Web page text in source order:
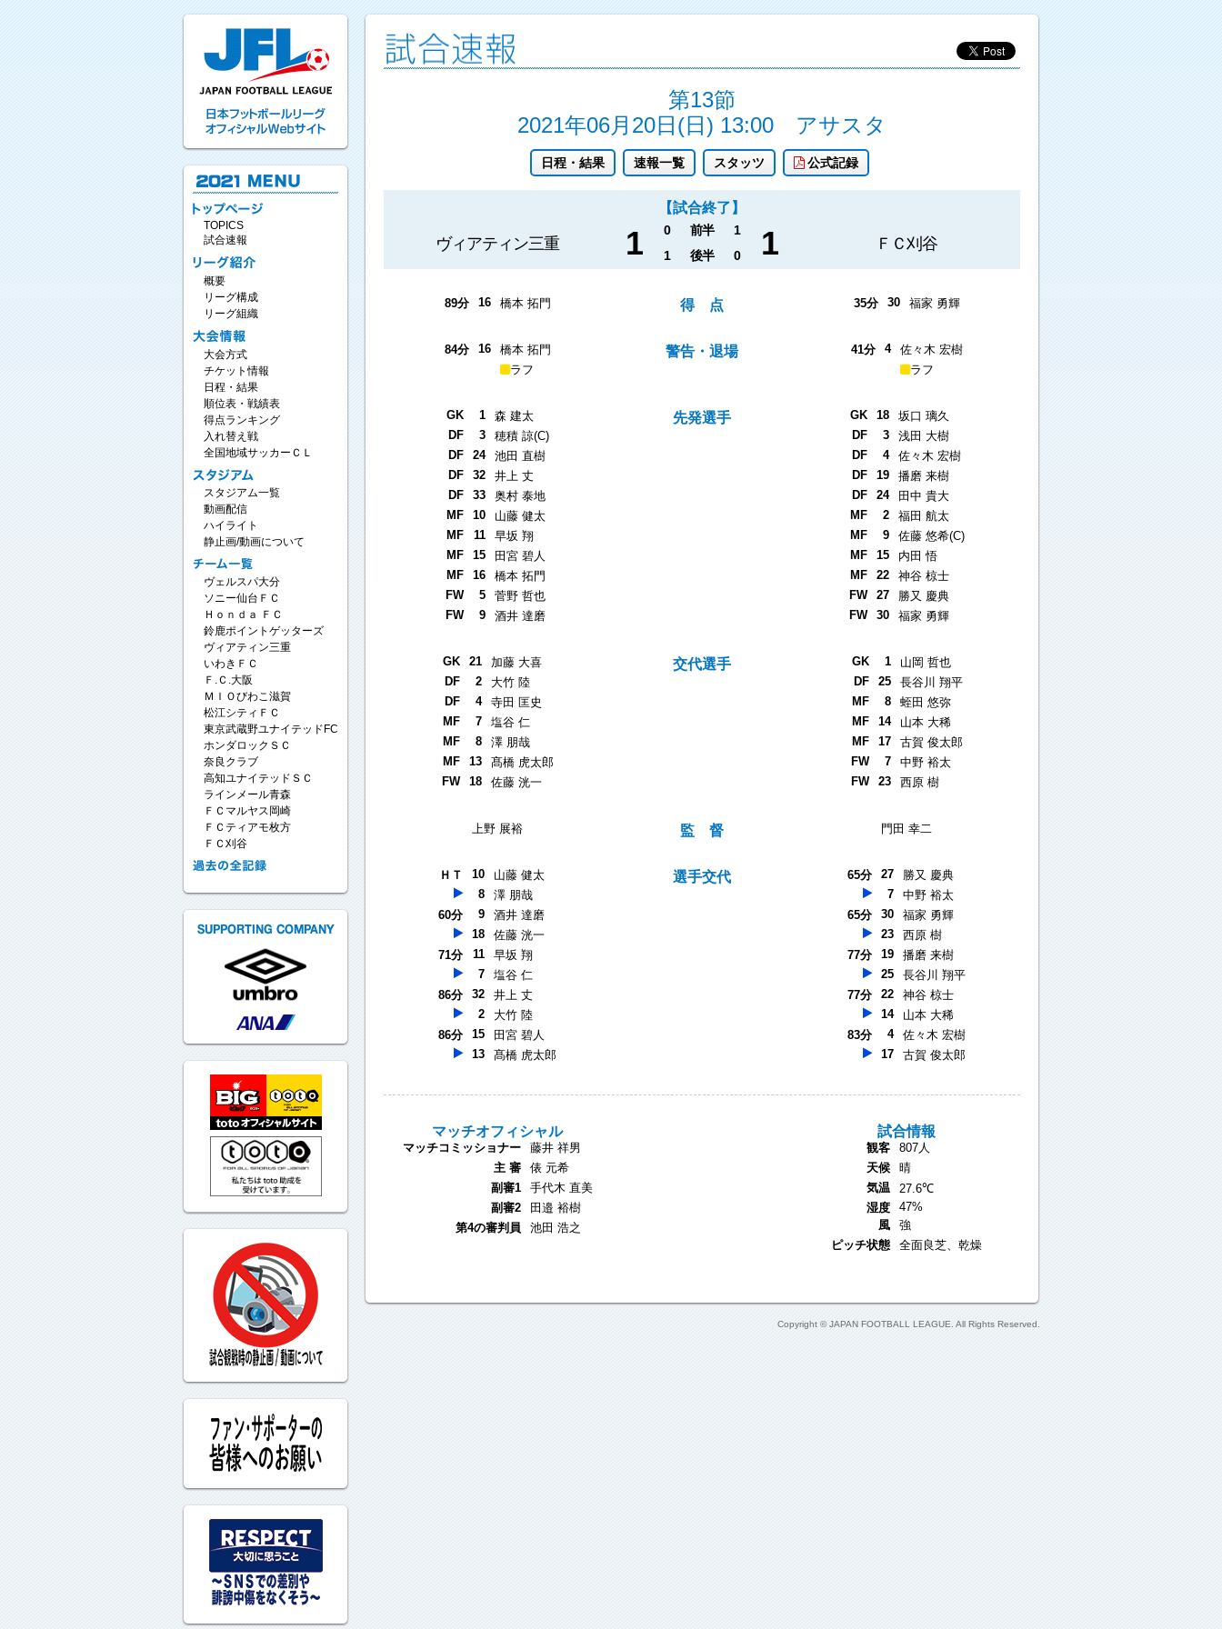
第13節
2021年06月20日(日) 13:00
アサスタ
日程・結果 速報一覧 スタッツ 公式記録
【試合終了】
ヴィアティン三重 1 0 前半 1 1 ＦＣ刈谷
1 後半 0
得 点
89分 16 橋本 拓門 35分 30 福家 勇輝
警告・退場
84分 16
橋本 拓門
ラフ
41分 4
佐々木 宏樹
ラフ
先発選手
GK 1
森 建太
DF
3
穂積 諒(C)
DF
24
池田 直樹
DF
32
井上 丈
DF
33
奥村 泰地
MF
10
山藤 健太
MF
11
早坂 翔
MF
15
田宮 碧人
MF
16
橋本 拓門
FW
5
菅野 哲也
FW
9 酒井 達磨
GK 18
坂口 璃久
DF
3
浅田 大樹
DF
4
佐々木 宏樹
DF
19
播磨 来樹
DF
24
田中 貴大
MF
2
福田 航太
MF
9
佐藤 悠希(C)
MF
15
内田 悟
MF
22
神谷 椋士
FW
27
勝又 慶典
FW
30 福家 勇輝
交代選手
GK 21
加藤 大喜
DF
2
大竹 陸
DF
4
寺田 匡史
MF
7
塩谷 仁
MF
8
澤 朋哉
MF
13
髙橋 虎太郎
FW
18 佐藤 洸一
GK 1
山岡 哲也
DF
25
長谷川 翔平
MF
8
蛭田 悠弥
MF
14
山本 大稀
MF
17
古賀 俊太郎
FW
7
中野 裕太
FW
23 西原 樹
監 督
上野 展裕 門田 幸二
選手交代
ＨＴ 10
山藤 健太
8
澤 朋哉
60分
9
酒井 達磨
18
佐藤 洸一
71分
11
早坂 翔
7
塩谷 仁
86分
32
井上 丈
2
大竹 陸
86分
15
田宮 碧人
13
髙橋 虎太郎
65分 27
勝又 慶典
7
中野 裕太
65分
30
福家 勇輝
23
西原 樹
77分
19
播磨 来樹
25
長谷川 翔平
77分
22
神谷 椋士
14
山本 大稀
83分
4
佐々木 宏樹
17
古賀 俊太郎
マッチオフィシャル
マッチコミッショナー
藤井 祥男
主 審
俵 元希
副審1
手代木 直美
副審2
田邉 裕樹
第4の審判員
池田 浩之
試合情報
観客
807人
天候
晴
気温
27.6℃
湿度
47%
風
強
ピッチ状態
全面良芝、乾燥
Copyright © JAPAN FOOTBALL LEAGUE. All Rights Reserved.
TOPICS
試合速報
概要
リーグ構成
リーグ組織
大会方式
チケット情報
日程・結果
順位表・戦績表
得点ランキング
入れ替え戦
全国地域サッカーＣＬ
スタジアム一覧
動画配信
ハイライト
静止画/動画について
ヴェルスパ大分
ソニー仙台ＦＣ
Ｈｏｎｄａ ＦＣ
鈴鹿ポイントゲッターズ
ヴィアティン三重
いわきＦＣ
Ｆ.Ｃ.大阪
ＭＩＯびわこ滋賀
松江シティＦＣ
東京武蔵野ユナイテッドFC
ホンダロックＳＣ
奈良クラブ
高知ユナイテッドＳＣ
ラインメール青森
ＦＣマルヤス岡崎
ＦＣティアモ枚方
ＦＣ刈谷